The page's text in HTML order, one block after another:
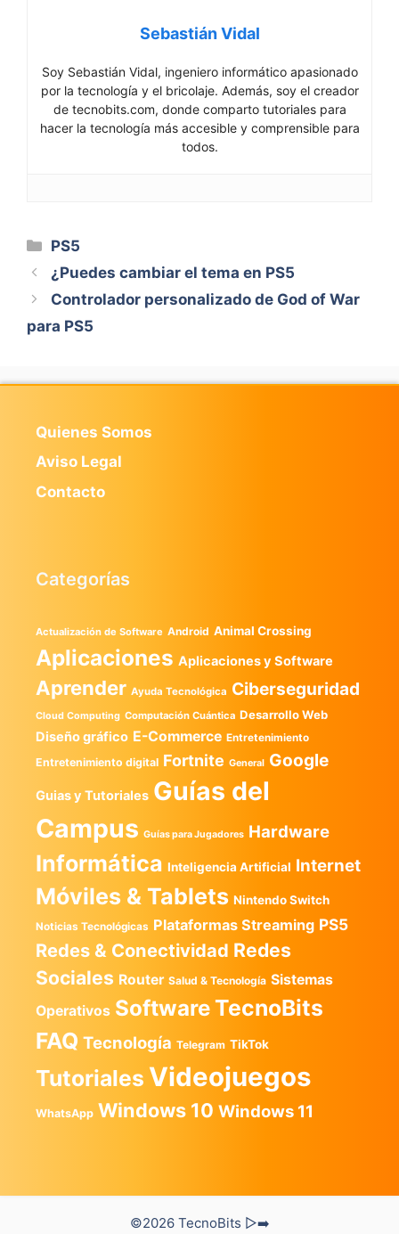
Sebastián Vidal
Soy Sebastián Vidal, ingeniero informático apasionado
por la tecnología y el bricolaje. Además, soy el creador
de tecnobits.com, donde comparto tutoriales para
hacer la tecnología más accesible y comprensible para
todos.
Categorías
PS5
¿Puedes cambiar el tema en PS5
Controlador personalizado de God of War
para PS5
Quienes Somos
Aviso Legal
Contacto
Categorías
Actualización de Software Android Animal Crossing
Aplicaciones Aplicaciones y Software
Aprender Ayuda Tecnológica Ciberseguridad
Cloud Computing Computación Cuántica Desarrollo Web
Diseño gráfico E-Commerce Entretenimiento
Entretenimiento digital Fortnite General Google
Guias y Tutoriales Guías del
Campus Guías para Jugadores Hardware
Informática Inteligencia Artificial Internet
Móviles & Tablets Nintendo Switch
Noticias Tecnológicas Plataformas Streaming PS5
Redes & Conectividad Redes
Sociales Router Salud & Tecnología Sistemas
Operativos SoftwareTecnoBits
FAQ Tecnología Telegram TikTok
Tutoriales Videojuegos
WhatsApp Windows 10 Windows 11
©2026 TecnoBits ▷➡️